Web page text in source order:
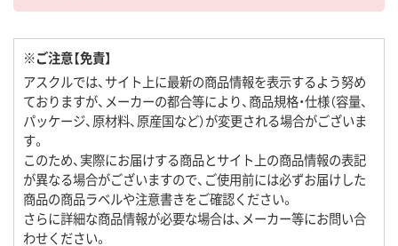
※ご注意【免責】
アスクルでは、サイト上に最新の商品情報を表示するよう努め
ておりますが、メーカーの都合等により、商品規格・仕様（容量、
パッケージ、原材料、原産国など）が変更される場合がございま
す。
このため、実際にお届けする商品とサイト上の商品情報の表記
が異なる場合がございますので、ご使用前には必ずお届けした
商品の商品ラベルや注意書きをご確認ください。
さらに詳細な商品情報が必要な場合は、メーカー等にお問い合
わせください。